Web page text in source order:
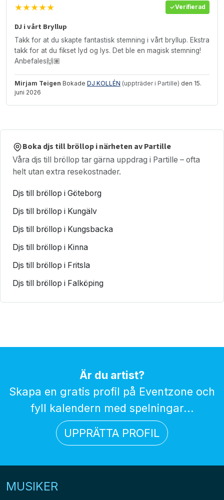
★★★★★ Verifierad
DJ i vårt Bryllup
Takk for at du skapte fantastisk stemning i vårt bryllup. Ekstra
takk for at du fikset lyd og lys. Det ble en magisk stemning!
Anbefales🙌🏽
Mirjam Teigen Bokade DJ KOLLÉN (uppträder i Partille) den 15.
juni 2026
Boka djs till bröllop i närheten av Partille
Våra djs till bröllop tar gärna uppdrag i Partille – ofta
helt utan extra resekostnader.
Djs till bröllop i Göteborg
Djs till bröllop i Kungälv
Djs till bröllop i Kungsbacka
Djs till bröllop i Kinna
Djs till bröllop i Fritsla
Djs till bröllop i Falköping
Är du artist?
Skapa en gratis profil på Eventzone och
fyll kalendern med spelningar...
UPPRÄTTA PROFIL
MUSIKER